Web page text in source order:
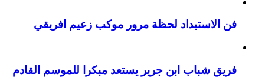
فن الاستبداد لحظة مرور موكب زعيم افريقي
فريق شباب ابن جرير يستعد مبكرا للموسم القادم